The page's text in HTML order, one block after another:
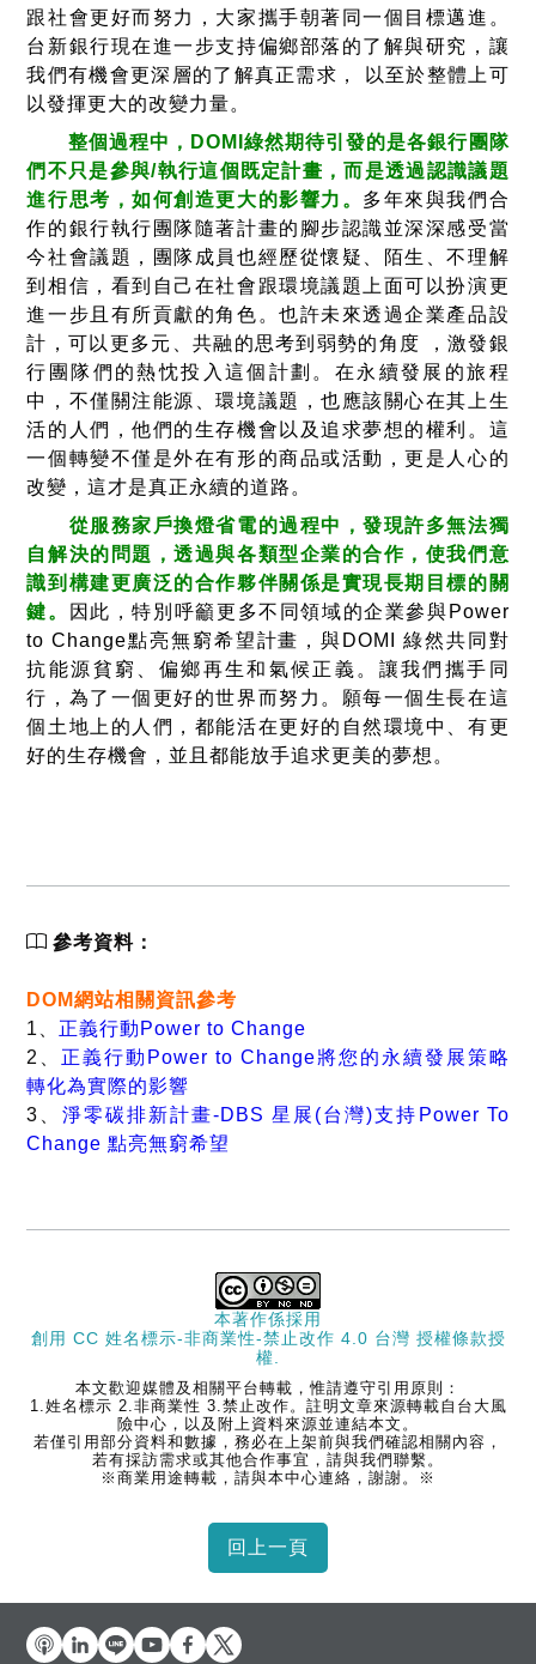
跟社會更好而努力，大家攜手朝著同一個目標邁進。
台新銀行現在進一步支持偏鄉部落的了解與研究，讓
我們有機會更深層的了解真正需求， 以至於整體上可
以發揮更大的改變力量。
整個過程中，DOMI綠然期待引發的是各銀行團隊
們不只是參與/執行這個既定計畫，而是透過認識議題
進行思考，如何創造更大的影響力。 多年來與我們合
作的銀行執行團隊隨著計畫的腳步認識並深深感受當
今社會議題，團隊成員也經歷從懷疑、陌生、不理解
到相信，看到自己在社會跟環境議題上面可以扮演更
進一步且有所貢獻的角色。也許未來透過企業產品設
計，可以更多元、共融的思考到弱勢的角度 ，激發銀
行團隊們的熱忱投入這個計劃。在永續發展的旅程
中，不僅關注能源、環境議題，也應該關心在其上生
活的人們，他們的生存機會以及追求夢想的權利。這
一個轉變不僅是外在有形的商品或活動，更是人心的
改變，這才是真正永續的道路。
從服務家戶換燈省電的過程中，發現許多無法獨
自解決的問題，透過與各類型企業的合作，使我們意
識到構建更廣泛的合作夥伴關係是實現長期目標的關
鍵。
因此，特別呼籲更多不同領域的企業參與Power
to Change點亮無窮希望計畫，與DOMI 綠然共同對
抗能源貧窮、偏鄉再生和氣候正義。讓我們攜手同
行，為了一個更好的世界而努力。願每一個生長在這
個土地上的人們，都能活在更好的自然環境中、有更
好的生存機會，並且都能放手追求更美的夢想。
參考資料：
DOM網站相關資訊參考
1、 正義行動Power to Change
2、 正義行動Power to Change將您的永續發展策略
轉化為實際的影響
3、 淨零碳排新計畫-DBS 星展(台灣)支持Power To
Change 點亮無窮希望
本著作係採用
創用 CC 姓名標示-非商業性-禁止改作 4.0 台灣 授權條款授
權.
本文歡迎媒體及相關平台轉載，惟請遵守引用原則：
1.姓名標示 2.非商業性 3.禁止改作。註明文章來源轉載自台大風
險中心，以及附上資料來源並連結本文。
若僅引用部分資料和數據，務必在上架前與我們確認相關內容，
若有採訪需求或其他合作事宜，請與我們聯繫。
※商業用途轉載，請與本中心連絡，謝謝。※